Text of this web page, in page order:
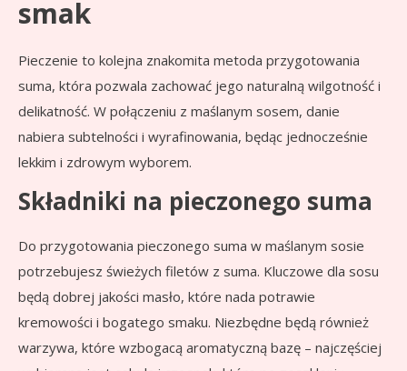
smak
Pieczenie to kolejna znakomita metoda przygotowania
suma, która pozwala zachować jego naturalną wilgotność i
delikatność. W połączeniu z maślanym sosem, danie
nabiera subtelności i wyrafinowania, będąc jednocześnie
lekkim i zdrowym wyborem.
Składniki na pieczonego suma
Do przygotowania pieczonego suma w maślanym sosie
potrzebujesz świeżych filetów z suma. Kluczowe dla sosu
będą dobrej jakości masło, które nada potrawie
kremowości i bogatego smaku. Niezbędne będą również
warzywa, które wzbogacą aromatyczną bazę – najczęściej